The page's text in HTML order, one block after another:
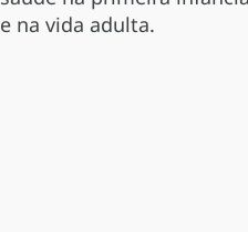
e na vida adulta.